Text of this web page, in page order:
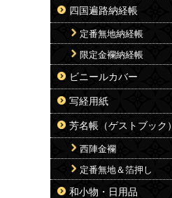
四国遍路納経帳
定番無地納経帳
限定金襴納経帳
ビニールカバー
写経用紙
芳名帳（ゲストブック）
西陣金襴
定番無地＆箔押し
和小物・日用品